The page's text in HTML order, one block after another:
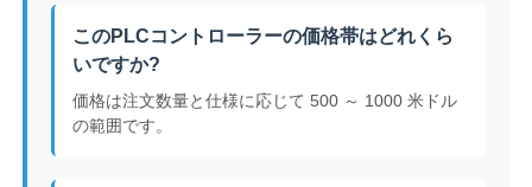
このPLCコントローラーの価格帯はどれくら
いですか?
価格は注文数量と仕様に応じて 500 ～ 1000 米ドル
の範囲です。